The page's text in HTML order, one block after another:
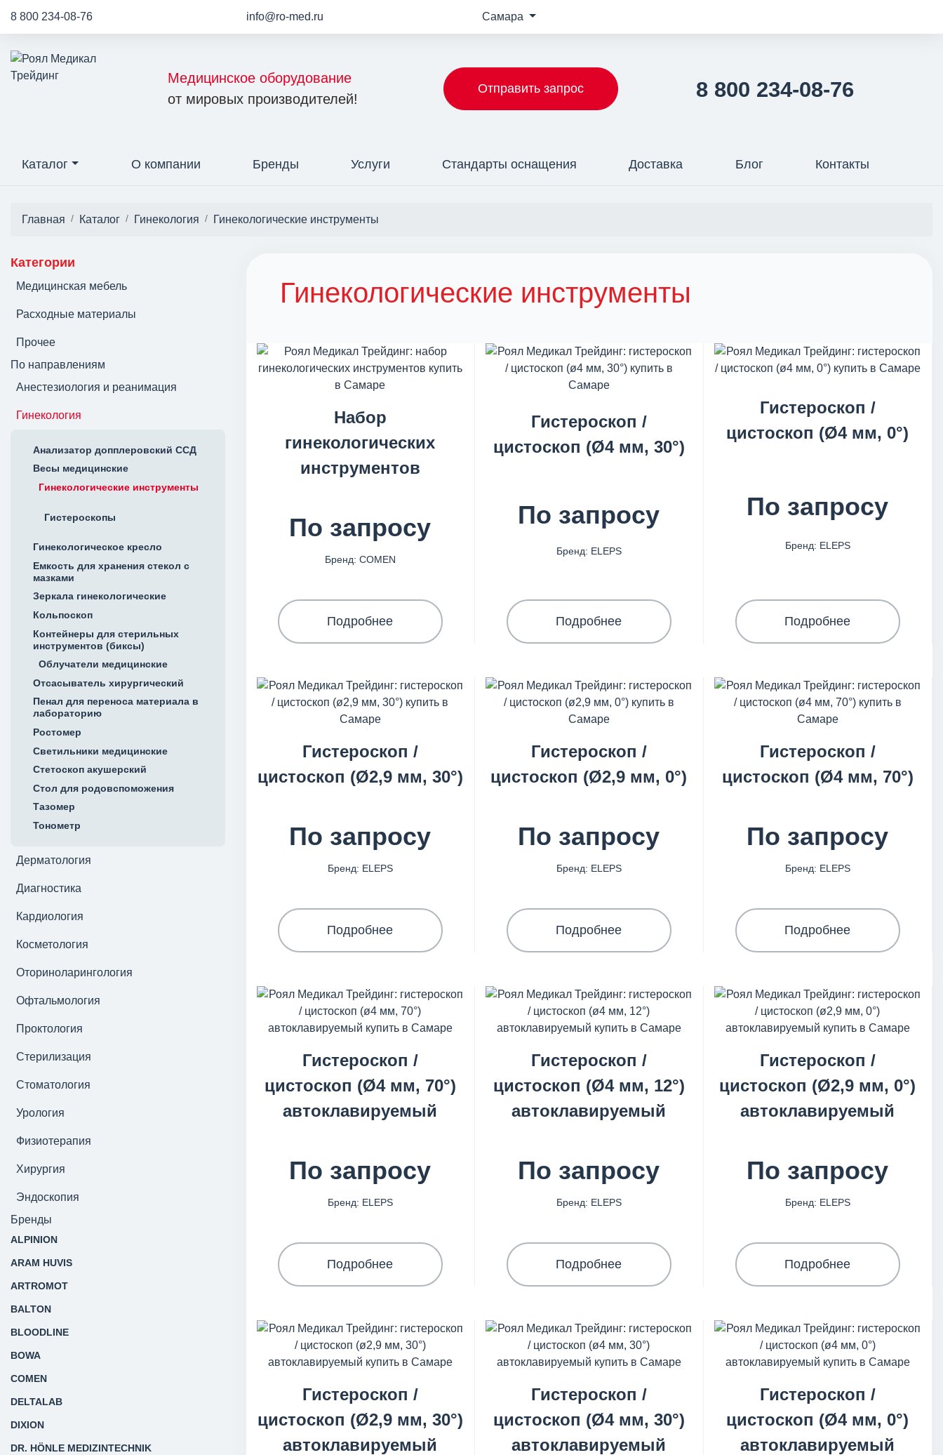
8 800 234-08-76 info@ro-med.ru Самара
Медицинское оборудование
от мировых производителей!
Отправить запрос 8 800 234-08-76
Каталог О компании Бренды Услуги Стандарты оснащения Доставка Блог Контакты
Главная Каталог Гинекология Гинекологические инструменты
Категории
Медицинская мебель
Расходные материалы
Прочее
По направлениям
Анестезиология и реанимация
Гинекология
Анализатор допплеровский ССД
Весы медицинские
Гинекологические инструменты
Гистероскопы
Гинекологическое кресло
Емкость для хранения стекол с
мазками
Зеркала гинекологические
Кольпоскоп
Контейнеры для стерильных
инструментов (биксы)
Облучатели медицинские
Отсасыватель хирургический
Пенал для переноса материала в
лабораторию
Ростомер
Светильники медицинские
Стетоскоп акушерский
Стол для родовспоможения
Тазомер
Тонометр
Дерматология
Диагностика
Кардиология
Косметология
Оториноларингология
Офтальмология
Проктология
Стерилизация
Стоматология
Урология
Физиотерапия
Хирургия
Эндоскопия
Бренды
ALPINION
ARAM HUVIS
ARTROMOT
BALTON
BLOODLINE
BOWA
COMEN
DELTALAB
DIXION
DR. HÖNLE MEDIZINTECHNIK
Гинекологические инструменты
Набор
гинекологических
инструментов
По запросу
Бренд: COMEN
Подробнее
Гистероскоп /
цистоскоп (Ø4 мм, 30°)
По запросу
Бренд: ELEPS
Подробнее
Гистероскоп /
цистоскоп (Ø4 мм, 0°)
По запросу
Бренд: ELEPS
Подробнее
Гистероскоп /
цистоскоп (Ø2,9 мм, 30°)
По запросу
Бренд: ELEPS
Подробнее
Гистероскоп /
цистоскоп (Ø2,9 мм, 0°)
По запросу
Бренд: ELEPS
Подробнее
Гистероскоп /
цистоскоп (Ø4 мм, 70°)
По запросу
Бренд: ELEPS
Подробнее
Гистероскоп /
цистоскоп (Ø4 мм, 70°)
автоклавируемый
По запросу
Бренд: ELEPS
Подробнее
Гистероскоп /
цистоскоп (Ø4 мм, 12°)
автоклавируемый
По запросу
Бренд: ELEPS
Подробнее
Гистероскоп /
цистоскоп (Ø2,9 мм, 0°)
автоклавируемый
По запросу
Бренд: ELEPS
Подробнее
Гистероскоп /
цистоскоп (Ø2,9 мм, 30°)
автоклавируемый
Гистероскоп /
цистоскоп (Ø4 мм, 30°)
автоклавируемый
Гистероскоп /
цистоскоп (Ø4 мм, 0°)
автоклавируемый